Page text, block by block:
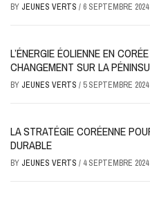
BY JEUNES VERTS / 6 SEPTEMBRE 2024
L’ÉNERGIE ÉOLIENNE EN
CHANGEMENT SUR LA
BY JEUNES VERTS / 5 SEPTEMBRE 2024
LA STRATÉGIE CORÉENNE
DURABLE
BY JEUNES VERTS / 4 SEPTEMBRE 2024